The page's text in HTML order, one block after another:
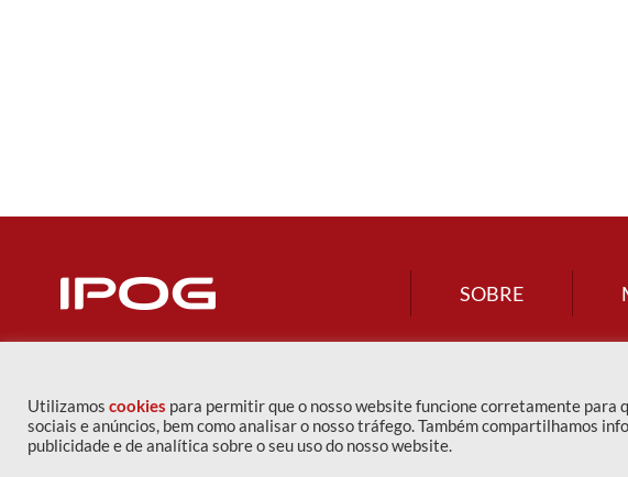
SOBRE
Utilizamos cookies para permitir que o nosso website funcione corretamente para
sociais e anúncios, bem como analisar o nosso tráfego. Também compartilhamos
publicidade e de analítica sobre o seu uso do nosso website.